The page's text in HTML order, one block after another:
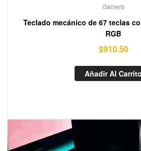
Gamers
Teclado mecánico de 67 teclas
RGB
$910.50
Añadir Al Carrito